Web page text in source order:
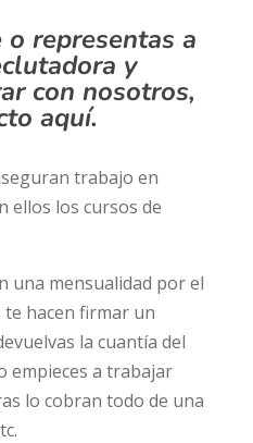
representas a
y
con nosotros,
aquí.
trabajo en
ellos los cursos de
una mensualidad por el
hacen firmar un
la cuantía del
empieces a trabajar
lo cobran todo de una